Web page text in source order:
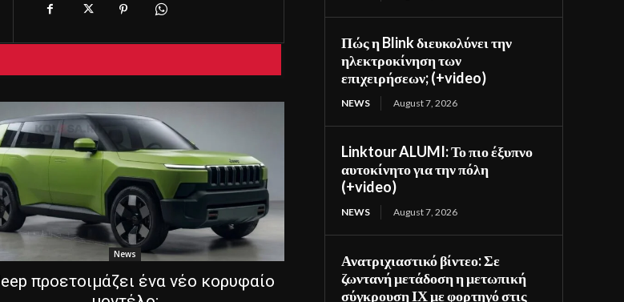
News
προετοιμάζει ένα νέο κορυφαίο
Πώς η Blink διευκολύνει την
ηλεκτροκίνηση των
επιχειρήσεων; (+video)
NEWS August 7, 2026
Linktour ALUMI: Το πιο έξυπνο
αυτοκίνητο για την πόλη
(+video)
NEWS August 7, 2026
Ανατριχιαστικό βίντεο: Σε
ζωντανή μετάδοση η μετωπική
σύγκρουση ΙΧ με φορτηγό στις